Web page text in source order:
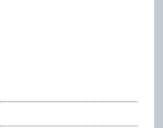
人員